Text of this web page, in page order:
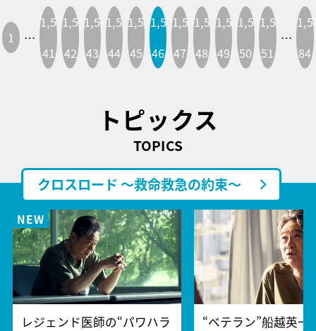
1 …
1,5
41
1,5
42
1,5
43
1,5
44
1,5
45
1,5
46
1,5
47
1,5
48
1,5
49
1,5
50
1,5
51
…
1,5
84
トピックス
TOPICS
クロスロード ～救命救急の約束～
レジェンド医師の“パワハラ
“ベテラン”船越英一